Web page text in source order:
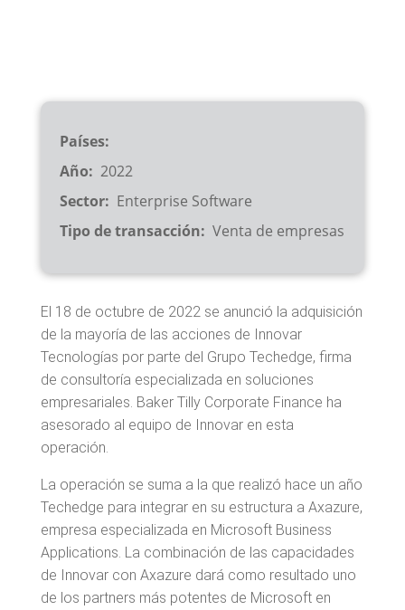
Países
Año
2022
Sector
Enterprise Software
Tipo de transacción
Venta de empresas
El 18 de octubre de 2022 se anunció la adquisición
de la mayoría de las acciones de Innovar
Tecnologías por parte del Grupo Techedge, firma
de consultoría especializada en soluciones
empresariales. Baker Tilly Corporate Finance ha
asesorado al equipo de Innovar en esta
operación.
La operación se suma a la que realizó hace un año
Techedge para integrar en su estructura a Axazure,
empresa especializada en Microsoft Business
Applications. La combinación de las capacidades
de Innovar con Axazure dará como resultado uno
de los partners más potentes de Microsoft en